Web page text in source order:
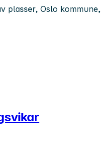
plasser, Oslo kommune,